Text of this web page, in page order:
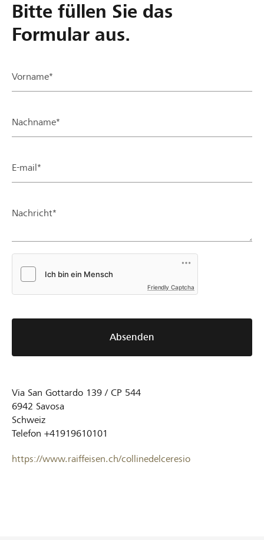
Bitte füllen Sie das
Formular aus.
Vorname*
Nachname*
E-mail*
Nachricht*
Friendly Captcha
Absenden
Via San Gottardo 139 / CP 544
6942 Savosa
Schweiz
Telefon +41919610101
https://www.raiffeisen.ch/collinedelceresio